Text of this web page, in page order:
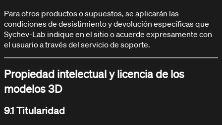
Para otros productos o supuestos, se aplicarán las
condiciones de desistimiento y devolución específicas que
Sychev-Lab indique en el sitio o acuerde expresamente con
el usuario a través del servicio de soporte.
Propiedad intelectual y licencia de los
modelos 3D
9.1 Titularidad